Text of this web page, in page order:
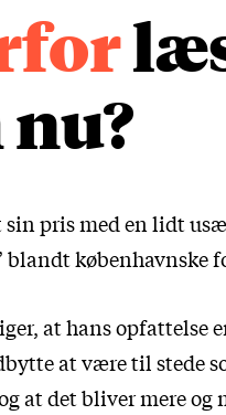
pris med en lidt
blandt københavnske
at hans opfattelse
at være til stede
at det bliver mere og